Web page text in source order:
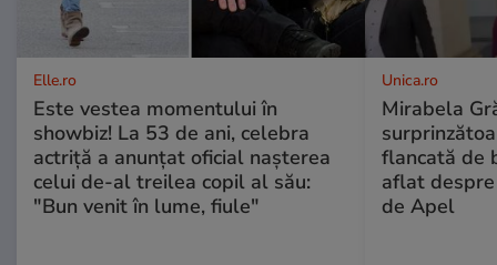
Elle.ro
Este vestea momentului în
showbiz! La 53 de ani, celebra
actriță a anunțat oficial nașterea
celui de-al treilea copil al său:
"Bun venit în lume, fiule"
Unica.ro
Mirabela
flancată de
aflat
de Apel